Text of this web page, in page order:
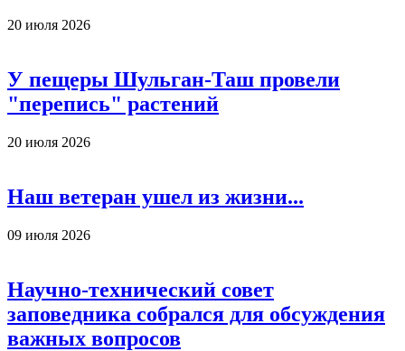
20 июля 2026
У пещеры Шульган-Таш провели
"перепись" растений
20 июля 2026
Наш ветеран ушел из жизни...
09 июля 2026
Научно-технический совет
заповедника собрался для обсуждения
важных вопросов